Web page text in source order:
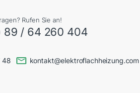
Rufen Sie an!
89 / 64 260 404
48 kontakt@elektroflachheizung.com